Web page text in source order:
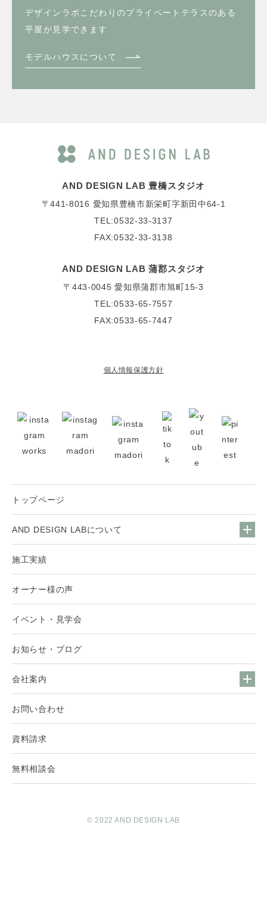
デザインラボこだわりのプライベートテラスのある
平屋が見学できます
モデルハウスについて
AND DESIGN LAB 豊橋スタジオ
〒441-8016 愛知県豊橋市新栄町字新田中64-1
TEL:0532-33-3137
FAX:0532-33-3138
AND DESIGN LAB 蒲郡スタジオ
〒443-0045 愛知県蒲郡市旭町15-3
TEL:0533-65-7557
FAX:0533-65-7447
個人情報保護方針
トップページ
AND DESIGN LABについて
施工実績
オーナー様の声
イベント・見学会
お知らせ・ブログ
会社案内
お問い合わせ
資料請求
無料相談会
© 2022 AND DESIGN LAB